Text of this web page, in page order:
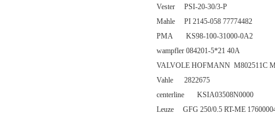
Vester PSI-20-30/3-P
Mahle PI 2145-058 77774482
PMA KS98-100-31000-0A2
wampfler 084201-5*21 40A
VALVOLE HOFMANN M802511C
Vahle 2822675
centerline KSIA03508N0000
Leuze GFG 250/0.5 RT-ME